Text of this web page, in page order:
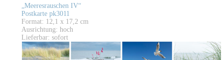
„Meeresrauschen IV“
Postkarte pk3011
Format: 12,1 x 17,2 cm
Ausrichtung: hoch
Lieferbar: sofort